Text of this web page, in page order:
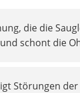
die die
schont die
Störungen